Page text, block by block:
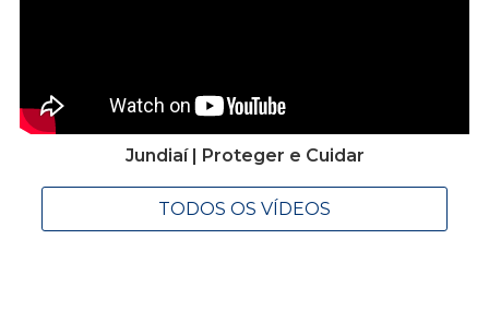
Jundiaí | Proteger e Cuidar
TODOS OS VÍDEOS